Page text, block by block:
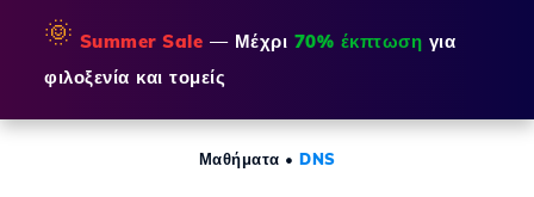
🌞 Summer Sale — Μέχρι 70% έκπτωση για
φιλοξενία και τομείς
Μαθήματα • DNS